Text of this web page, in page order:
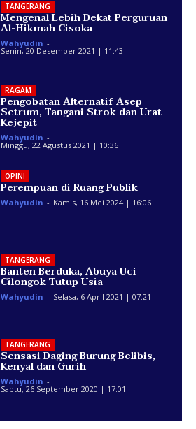
TANGERANG
Mengenal Lebih Dekat Perguruan
Al-Hikmah Cisoka
Wahyudin -
Senin, 20 Desember 2021 | 11:43
RAGAM
Pengobatan Alternatif Asep
Setrum, Tangani Strok dan Urat
Kejepit
Wahyudin -
Minggu, 22 Agustus 2021 | 10:36
OPINI
Perempuan di Ruang Publik
Wahyudin - Kamis, 16 Mei 2024 | 16:06
TANGERANG
Banten Berduka, Abuya Uci
Cilongok Tutup Usia
Wahyudin - Selasa, 6 April 2021 | 07:21
TANGERANG
Sensasi Daging Burung Belibis,
Kenyal dan Gurih
Wahyudin -
Sabtu, 26 September 2020 | 17:01